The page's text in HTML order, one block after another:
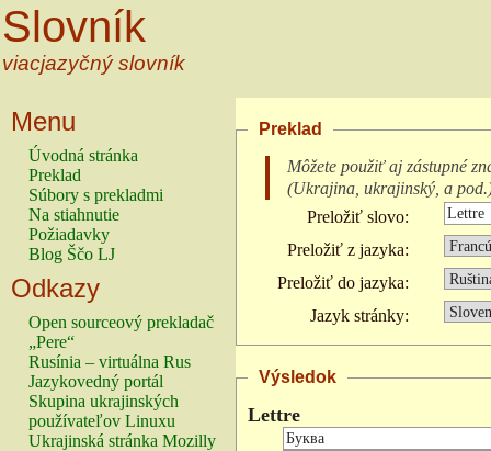
Slovník
viacjazyčný slovník
Menu
Úvodná stránka
Preklad
Súbory s prekladmi
Na stiahnutie
Požiadavky
Blog Ščo LJ
Odkazy
Open sourceový prekladač
„Pere“
Rusínia – virtuálna Rus
Jazykovedný portál
Skupina ukrajinských
používateľov Linuxu
Ukrajinská stránka Mozilly
Preklad
Môžete použiť aj zástupné
(Ukrajina, ukrajinský, a pod.
Preložiť slovo:
Preložiť z jazyka:
Preložiť do jazyka:
Jazyk stránky:
Výsledok
Lettre